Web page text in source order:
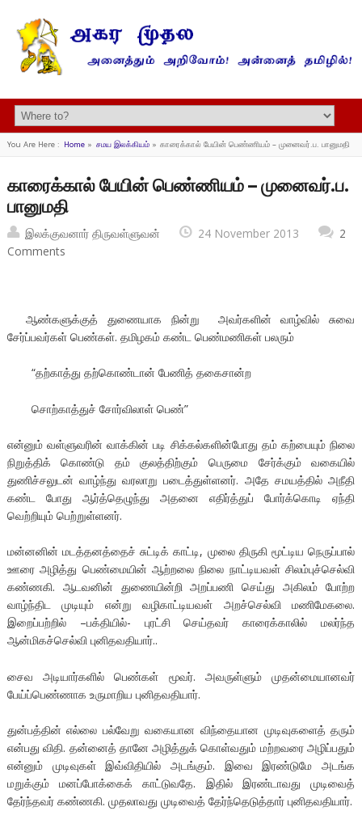
You Are Here : Home» சமய இலக்கியம்» காரைக்கால் பேயின் பெண்ணியம் – முனைவர்.ப. பானுமதி
காரைக்கால் பேயின் பெண்ணியம் – முனைவர்.ப.
பானுமதி
இலக்குவனார் திருவள்ளுவன் 24 November 2013
2
Comments
ஆண்களுக்குத் துணையாக நின்று அவர்களின் வாழ்வில் சுவை
சேர்ப்பவர்கள் பெண்கள். தமிழகம் கண்ட பெண்மணிகள் பலரும்
“தற்காத்து தற்கொண்டான் பேணித் தகைசான்ற
சொற்காத்துச் சோர்விலாள் பெண்”
என்னும் வள்ளுவரின் வாக்கின் படி சிக்கல்களின்போது தம் கற்பையும் நிலை
நிறுத்திக் கொண்டு தம் குலத்திற்கும் பெருமை சேர்க்கும் வகையில்
துணிச்சலுடன் வாழ்ந்து வரலாறு படைத்துள்ளனர். அதே சமயத்தில் அநீதி
கண்ட போது ஆர்த்தெழுந்து அதனை எதிர்த்துப் போர்க்கொடி ஏந்தி
வெற்றியும் பெற்றுள்ளனர்.
மன்னனின் மடத்தனத்தைச் சுட்டிக் காட்டி, முலை திருகி மூட்டிய நெருப்பால்
ஊரை அழித்து பெண்மையின் ஆற்றலை நிலை நாட்டியவள் சிலம்புச்செல்வி
கண்ணகி. ஆடவனின் துணையின்றி அறப்பணி செய்து அகிலம் போற்ற
வாழ்ந்திட முடியும் என்று வழிகாட்டியவள் அறச்செல்வி மணிமேகலை.
இறைப்பற்றில் –பக்தியில்- புரட்சி செய்தவர் காரைக்காலில் மலர்ந்த
ஆன்மிகச்செல்வி புனிதவதியார்..
சைவ அடியார்களில் பெண்கள் மூவர். அவருள்ளும் முதன்மையானவர்
பேய்ப்பெண்ணாக உருமாறிய புனிதவதியார்.
துன்பத்தின் எல்லை பல்வேறு வகையான விந்தையான முடிவுகளைத் தரும்
என்பது விதி. தன்னைத் தானே அழித்துக் கொள்வதும் மற்றவரை அழிப்பதும்
என்னும் முடிவுகள் இவ்விதியில் அடங்கும். இவை இரண்டுமே அடங்க
மறுக்கும் மனப்போக்கைக் காட்டுவதே. இதில் இரண்டாவது முடிவைத்
தேர்ந்தவர் கண்ணகி. முதலாவது முடிவைத் தேர்ந்தெடுத்தார் புனிதவதியார்.